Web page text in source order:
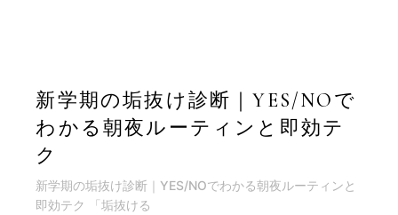
新学期の垢抜け診断｜YES/NOで
わかる朝夜ルーティンと即効テ
ク
新学期の垢抜け診断｜YES/NOでわかる朝夜ルーティンと
即効テク 「垢抜ける